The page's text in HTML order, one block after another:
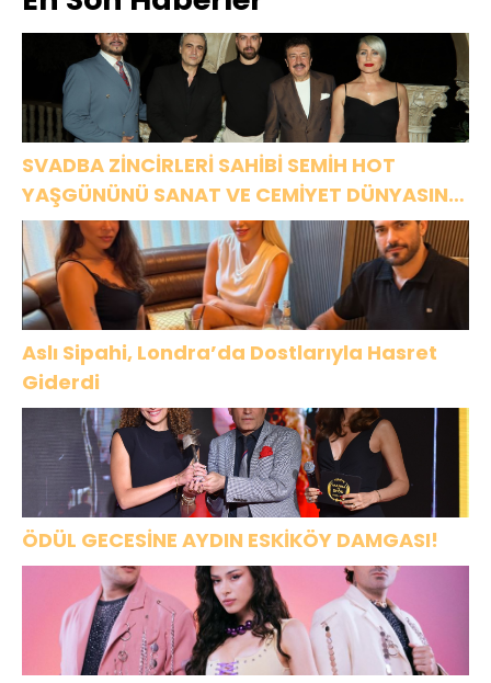
High”
SVADBA ZİNCİRLERİ SAHİBİ SEMİH HOT
YAŞGÜNÜNÜ SANAT VE CEMİYET DÜNYASININ
ÜNLÜ İSİMLERİYLE KUTLADI!
Aslı Sipahi, Londra’da Dostlarıyla Hasret
Giderdi
ÖDÜL GECESİNE AYDIN ESKİKÖY DAMGASI!